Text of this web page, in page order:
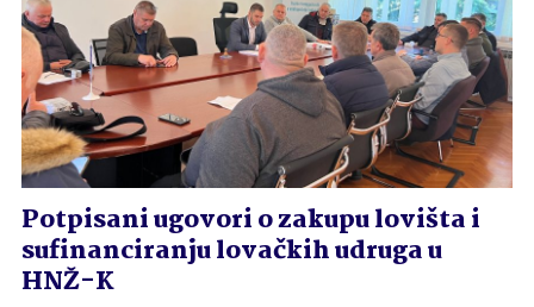
Potpisani ugovori o zakupu lovišta i
sufinanciranju lovačkih udruga u
HNŽ-K